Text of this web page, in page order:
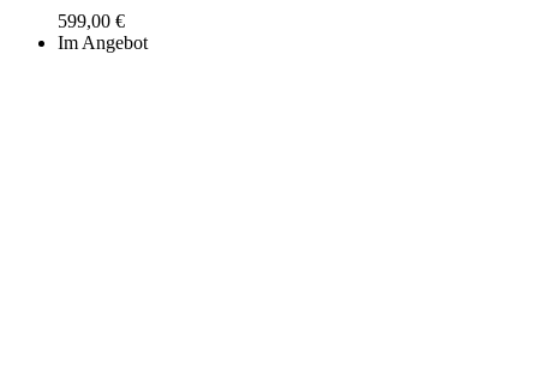
599,00 €
Im Angebot